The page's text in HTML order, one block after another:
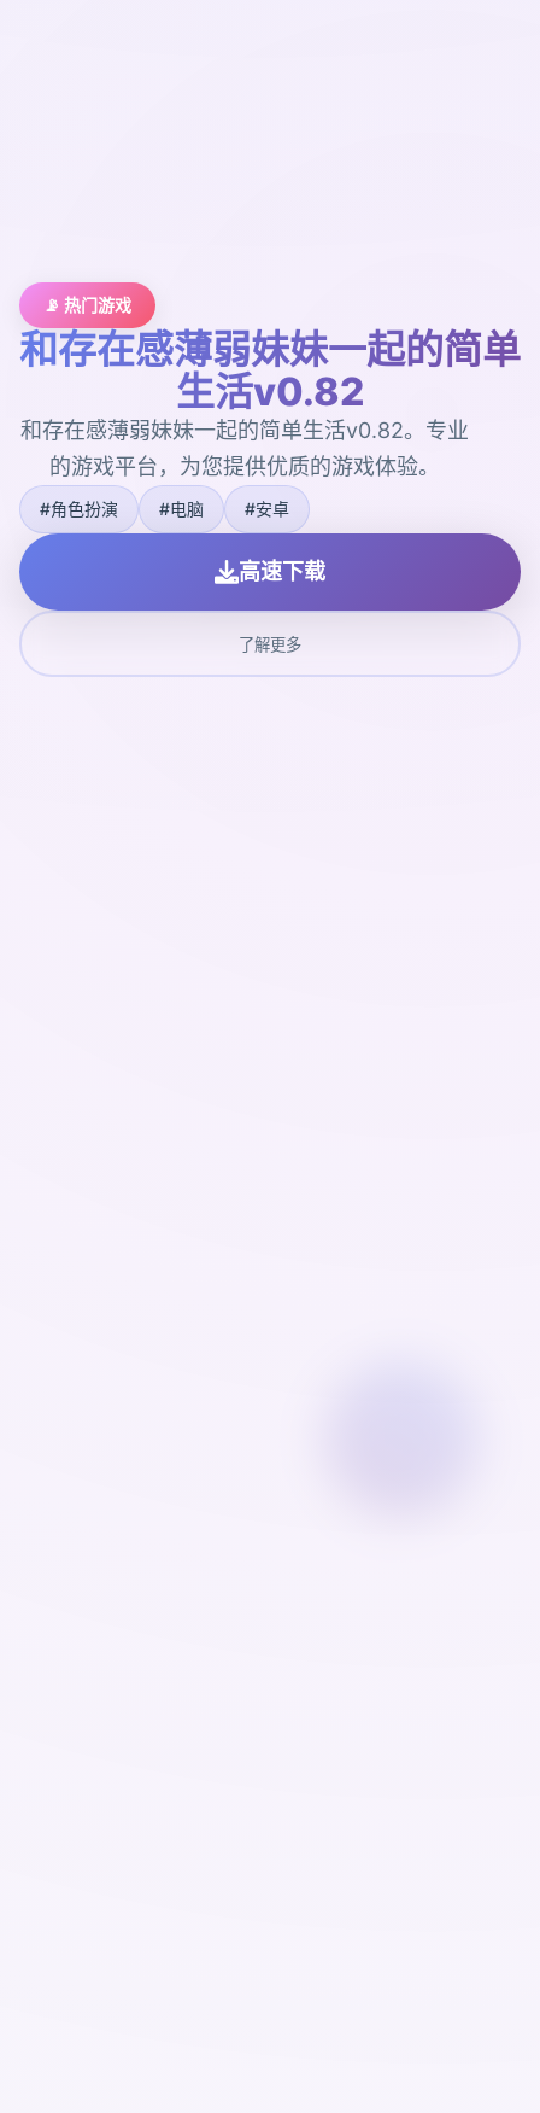
📡 热门游戏
和存在感薄弱妹妹一起的简单
生活v0.82
和存在感薄弱妹妹一起的简单生活v0.82。专业
的游戏平台，为您提供优质的游戏体验。
#角色扮演 #电脑 #安卓
高速下载
了解更多